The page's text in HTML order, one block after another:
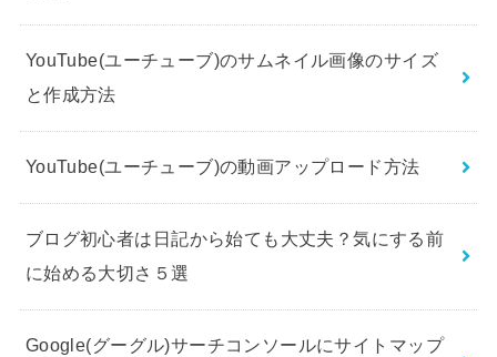
YouTube(ユーチューブ)のサムネイル画像のサイズ
と作成方法
YouTube(ユーチューブ)の動画アップロード方法
ブログ初心者は日記から始ても大丈夫？気にする前
に始める大切さ５選
Google(グーグル)サーチコンソールにサイトマップ